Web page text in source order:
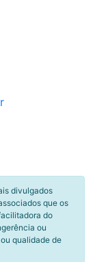
divulgados
que os
do
ou
qualidade de